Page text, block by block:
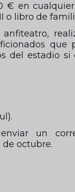
€ en
o libro de
que
del estadio si
un
octubre.